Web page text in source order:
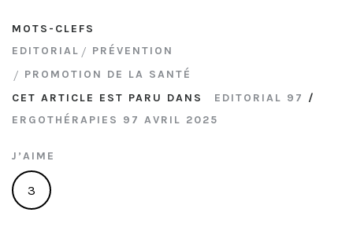
MOTS-CLEFS
EDITORIAL
PRÉVENTION
PROMOTION DE LA SANTÉ
CET ARTICLE EST PARU DANS
EDITORIAL 97 /
ERGOTHÉRAPIES 97 AVRIL 2025
J’AIME
3